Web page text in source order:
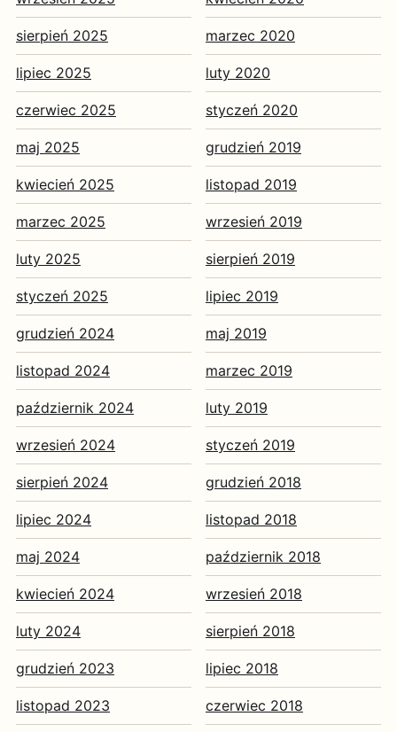
sierpień 2025
lipiec 2025
czerwiec 2025
maj 2025
kwiecień 2025
marzec 2025
luty 2025
styczeń 2025
grudzień 2024
listopad 2024
październik 2024
wrzesień 2024
sierpień 2024
lipiec 2024
maj 2024
kwiecień 2024
luty 2024
grudzień 2023
listopad 2023
marzec 2020
luty 2020
styczeń 2020
grudzień 2019
listopad 2019
wrzesień 2019
sierpień 2019
lipiec 2019
maj 2019
marzec 2019
luty 2019
styczeń 2019
grudzień 2018
listopad 2018
październik 2018
wrzesień 2018
sierpień 2018
lipiec 2018
czerwiec 2018